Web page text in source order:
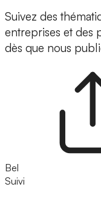
Suivez des
entreprises et des
dès que nous
Bel
Suivi